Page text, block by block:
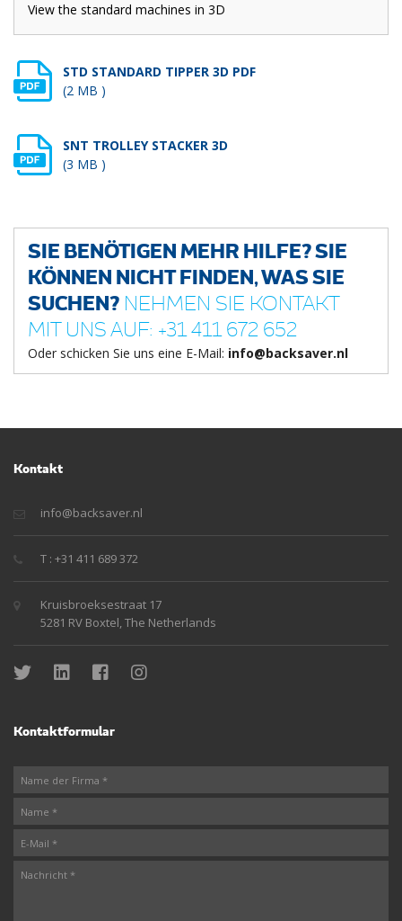
View the standard machines in 3D
STD STANDARD TIPPER 3D PDF
(2 MB )
SNT TROLLEY STACKER 3D
(3 MB )
SIE BENÖTIGEN MEHR HILFE? SIE
KÖNNEN NICHT FINDEN, WAS SIE
SUCHEN? NEHMEN SIE KONTAKT
MIT UNS AUF: +31 411 672 652
Oder schicken Sie uns eine E-Mail: info@backsaver.nl
Kontakt
info@backsaver.nl
T : +31 411 689 372
Kruisbroeksestraat 17
5281 RV Boxtel, The Netherlands
Kontaktformular